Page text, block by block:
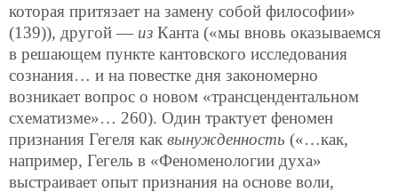
которая притязает на замену собой философии»
(139)), другой — из Канта («мы вновь оказываемся
в решающем пункте кантовского исследования
сознания… и на повестке дня закономерно
возникает вопрос о новом «трансцендентальном
схематизме»… 260). Один трактует феномен
признания Гегеля как вынужденность («…как,
например, Гегель в «Феноменологии духа»
выстраивает опыт признания на основе воли,